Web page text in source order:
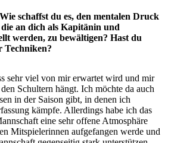
schaffst du es, den mentalen Druck
an dich als Kapitänin und
werden, zu bewältigen? Hast du
Techniken?
sehr viel von mir erwartet wird und mir
Schultern hängt. Ich möchte da auch
in der Saison gibt, in denen ich
kämpfe. Allerdings habe ich das
eine sehr offene Atmosphäre
Mitspielerinnen aufgefangen werde und